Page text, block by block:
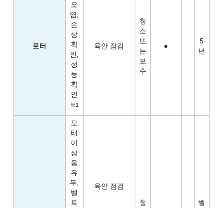
로터
오
염,
손
상
확
인,
성
능
확
인
※1
육안 점검
청
소
또
는
보
수
●
5
년
모
터
이
상
음
유
무,
벨
트
육안 점검
청
벨